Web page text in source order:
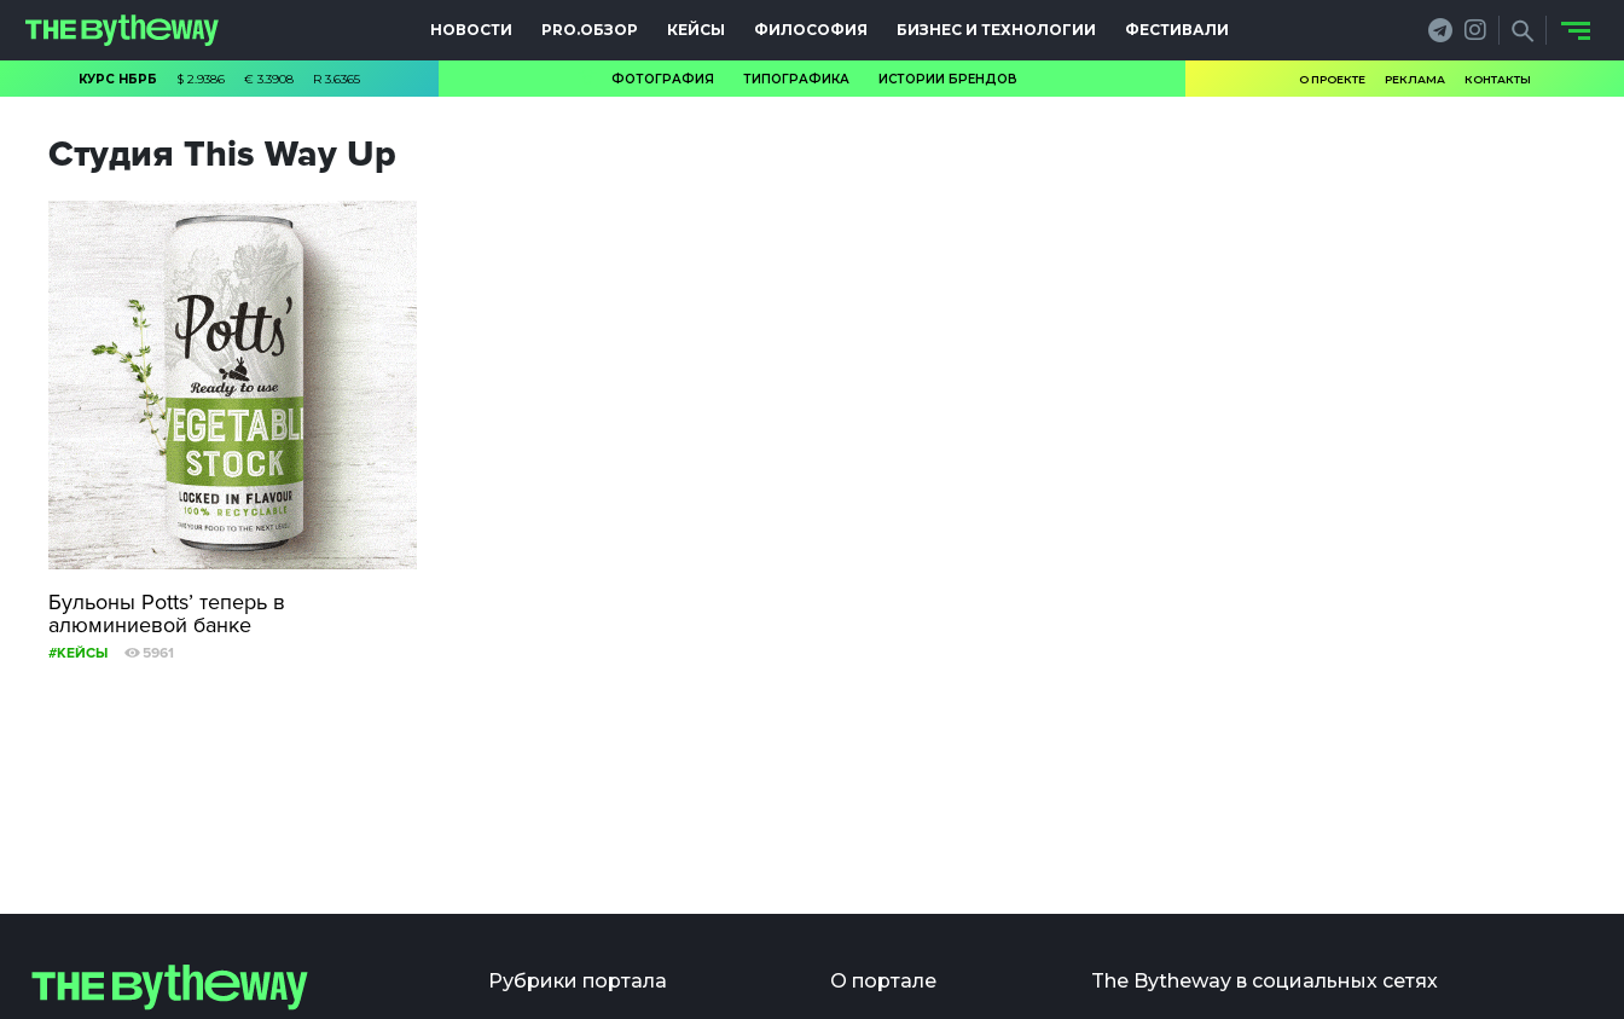
НОВОСТИ PRO.ОБЗОР КЕЙСЫ ФИЛОСОФИЯ БИЗНЕС И ТЕХНОЛОГИИ ФЕСТИВАЛИ
КУРС НБРБ $2.9386 € 3.3908 R3.6365 ФОТОГРАФИЯ ТИПОГРАФИКА ИСТОРИИ БРЕНДОВ О ПРОЕКТЕ РЕКЛАМА КОНТАКТЫ
Студия This Way Up
Бульоны Potts’ теперь в
алюминиевой банке
#КЕЙСЫ 5961
Рубрики портала О портале The Bytheway в социальных сетях